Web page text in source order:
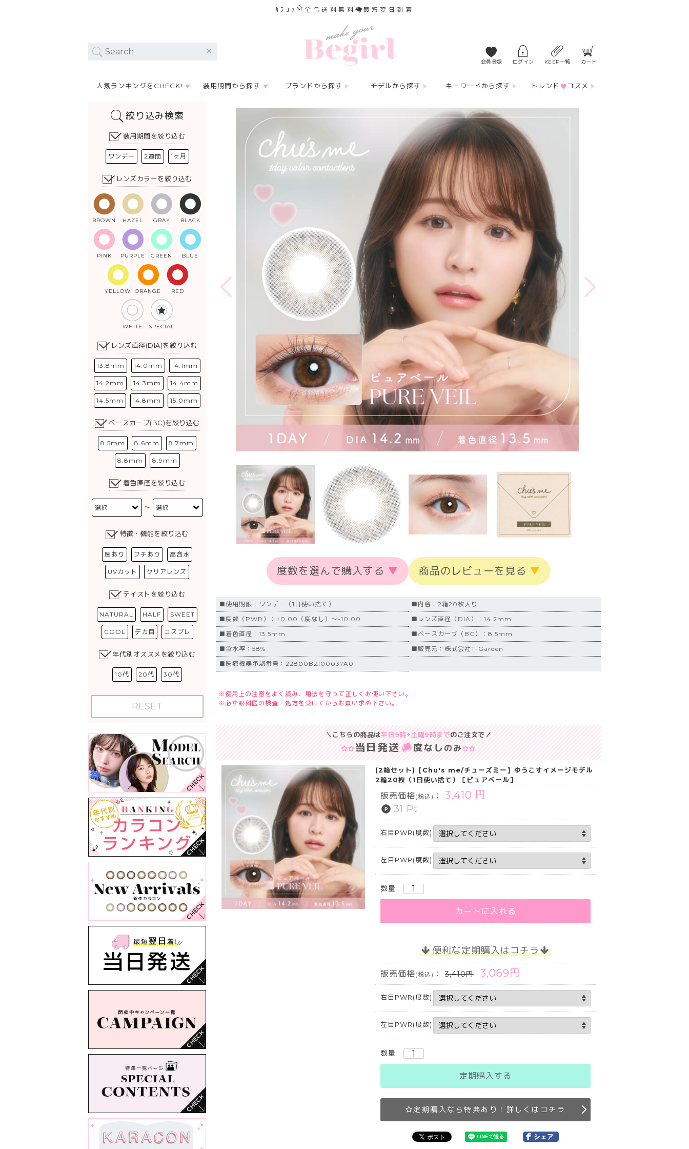
ｶﾗｺﾝ 全品送料無料 最短翌日到着
会員登録 ログイン KEEP一覧 カート
人気ランキングをCHECK! 装用期間から探す ブランドから探す モデルから探す キーワードから探す トレンド コスメ
絞り込み検索
装用期間を絞り込む
ワンデー 2週間 1ヶ月
レンズカラーを絞り込む
BROWN HAZEL GRAY BLACK
PINK PURPLE GREEN BLUE
YELLOW ORANGE RED
WHITE SPECIAL
レンズ直径(DIA)を絞り込む
13.8mm 14.0mm 14.1mm
14.2mm 14.3mm 14.4mm
14.5mm 14.8mm 15.0mm
ベースカーブ(BC)を絞り込む
8.5mm 8.6mm 8.7mm
8.8mm 8.9mm
着色直径を絞り込む
〜
特徴・機能を絞り込む
度あり フチあり 高含水
UVカット クリアレンズ
テイストを絞り込む
NATURAL HALF SWEET
COOL デカ目 コスプレ
年代別オススメを絞り込む
10代 20代 30代
RESET
度数を選んで購入する ▼ 商品のレビューを見る ▼
■使用期限：ワンデー（1日使い捨て）
■内容：2箱20枚入り
■度数（PWR）：±0.00（度なし）～-10.00
■レンズ直径（DIA）：14.2mm
■着色直径：13.5mm
■ベースカーブ（BC）：8.5mm
■含水率：58%
■販売元：株式会社T-Garden
■医療機器承認番号：22800BZI00037A01
※使用上の注意をよく読み、用法を守って正しくお使い下さい。
※必ず眼科医の検査・処方を受けてからお買い求め下さい。
＼こちらの商品は平日9時+土曜9時までのご注文で／
当日発送 度なし のみ
(2箱セット)【Chu's me/チューズミー】ゆうこすイメージモデル
2箱20枚（1日使い捨て）［ピュアベール］
販売価格(税込) ： 3,410 円
31 Pt
右目PWR(度数)
左目PWR(度数)
数量
カートに入れる
便利な定期購入はコチラ
販売価格(税込) ： 3,410円 3,069円
右目PWR(度数)
左目PWR(度数)
数量
定期購入する
定期購入なら特典あり！詳しくはコチラ